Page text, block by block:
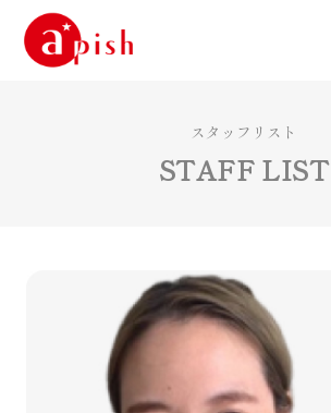
スタッフリスト
STAFF LIST